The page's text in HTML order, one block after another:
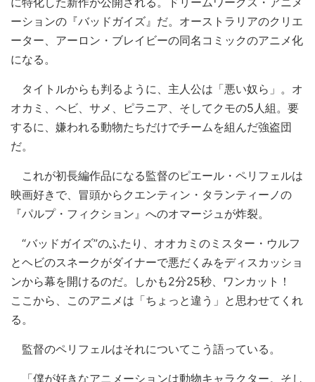
ーションの『バッドガイズ』だ。オーストラリアのクリエ
ーター、アーロン・ブレイビーの同名コミックのアニメ化
になる。
タイトルからも判るように、主人公は「悪い奴ら」。オ
オカミ、ヘビ、サメ、ピラニア、そしてクモの5人組。要
するに、嫌われる動物たちだけでチームを組んだ強盗団
だ。
これが初長編作品になる監督のピエール・ペリフェルは
映画好きで、冒頭からクエンティン・タランティーノの
『パルプ・フィクション』へのオマージュが炸裂。
“バッドガイズ”のふたり、オオカミのミスター・ウルフ
とヘビのスネークがダイナーで悪だくみをディスカッショ
ンから幕を開けるのだ。しかも2分25秒、ワンカット！
ここから、このアニメは「ちょっと違う」と思わせてくれ
る。
監督のペリフェルはそれについてこう語っている。
「僕が好きなアニメーションは動物キャラクター。そし